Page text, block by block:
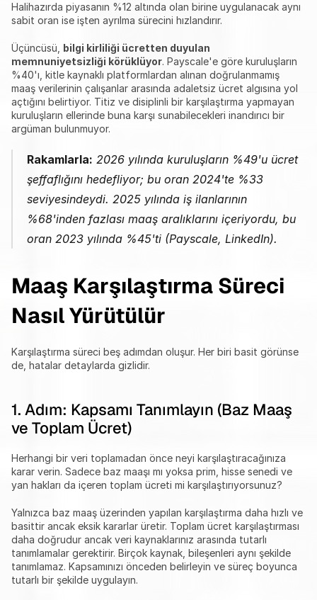
Halihazırda piyasanın %12 altında olan birine uygulanacak aynı
sabit oran ise işten ayrılma sürecini hızlandırır.
Üçüncüsü, bilgi kirliliği ücretten duyulan
memnuniyetsizliği körüklüyor. Payscale'e göre kuruluşların
%40'ı, kitle kaynaklı platformlardan alınan doğrulanmamış
maaş verilerinin çalışanlar arasında adaletsiz ücret algısına yol
açtığını belirtiyor. Titiz ve disiplinli bir karşılaştırma yapmayan
kuruluşların ellerinde buna karşı sunabilecekleri inandırıcı bir
argüman bulunmuyor.
Rakamlarla: 2026 yılında kuruluşların %49'u ücret
şeffaflığını hedefliyor; bu oran 2024'te %33
seviyesindeydi. 2025 yılında iş ilanlarının
%68'inden fazlası maaş aralıklarını içeriyordu, bu
oran 2023 yılında %45'ti (Payscale, LinkedIn).
Maaş Karşılaştırma Süreci
Nasıl Yürütülür
Karşılaştırma süreci beş adımdan oluşur. Her biri basit görünse
de, hatalar detaylarda gizlidir.
1. Adım: Kapsamı Tanımlayın (Baz Maaş
ve Toplam Ücret)
Herhangi bir veri toplamadan önce neyi karşılaştıracağınıza
karar verin. Sadece baz maaşı mı yoksa prim, hisse senedi ve
yan hakları da içeren toplam ücreti mi karşılaştırıyorsunuz?
Yalnızca baz maaş üzerinden yapılan karşılaştırma daha hızlı ve
basittir ancak eksik kararlar üretir. Toplam ücret karşılaştırması
daha doğrudur ancak veri kaynaklarınız arasında tutarlı
tanımlamalar gerektirir. Birçok kaynak, bileşenleri aynı şekilde
tanımlamaz. Kapsamınızı önceden belirleyin ve süreç boyunca
tutarlı bir şekilde uygulayın.